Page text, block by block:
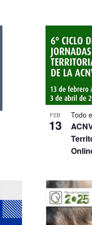
FEB
13
Todo